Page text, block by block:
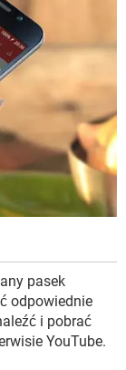
pasek
odpowiednie
i pobrać
YouTube.